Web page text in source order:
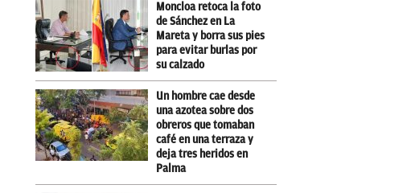
Moncloa retoca la foto
de Sánchez en La
Mareta y borra sus pies
para evitar burlas por
su calzado
Un hombre cae desde
una azotea sobre dos
obreros que tomaban
café en una terraza y
deja tres heridos en
Palma